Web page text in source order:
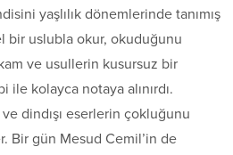
yaşlılık dönemlerinde tanımış
bir uslubla okur, okuduğunu
ve usullerin kusursuz bir
ile kolayca notaya alınırdı.
ve dindışı eserlerin çokluğunu
Bir gün Mesud Cemil’in de